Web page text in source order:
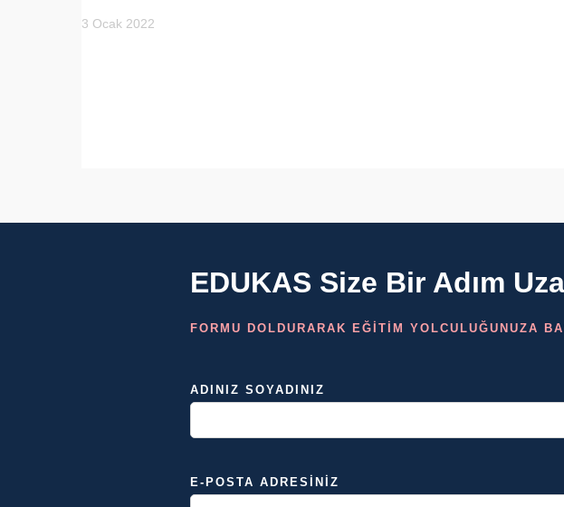
3 Ocak 2022
EDUKAS Size Bir Adım
FORMU DOLDURARAK EĞİTİM YOLCULUĞUNUZA
ADINIZ SOYADINIZ
E-POSTA ADRESINIZ